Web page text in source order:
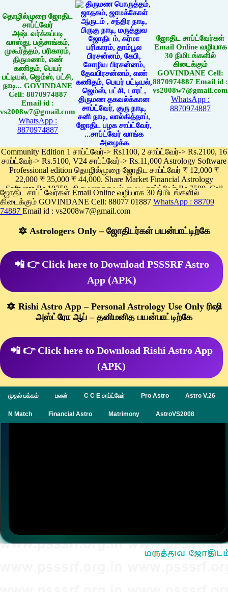
தொழில்முறை ஜோதிட
சாப்ட்வேர்
அஷ்டவர்க்கப்படி
வாஸ்து, பஞ்சாங்கம்,
முகூர்த்தம், பரிகாரம்,
திருமணம், எண்
கணிதம், பெயர்
பட்டியல், ஜெம்ஸ், பட்சி,
நாடி... GOVINDANE
Cell: 8870974887
Email id :
vs2008w7@gmail.com
WhatsApp :
8870974887
ஜோதிட சாப்ட்வேர்கள்
Email Online வழியாக
30 நிமிடங்களில்
கிடைக்கும்
GOVINDANE Cell:
8870974887 Email id :
vs2008w7@gmail.com
WhatsApp :
8870974887
Community Edition 1 சாப்ட்வேர்-> Rs1100, 2 சாப்ட்வேர்-> Rs.2100, 16
சாப்ட்வேர்-> Rs.5100, V24 சாப்ட்வேர்-> Rs.11,000 Astrology Software
Professional edition தொழில்முறை ஜோதிட சாப்ட்வேர் ₹ 12,000 ₹
22,000 ₹ 35,000 ₹ 44,000. Share Market Financial Astrology
Software Rs.19750, திருமணதகவல் மைய சாப்ட்வேர் Rs.7500, Cell
Phone App Rs. 1100
Pay online
ஜோதிட சாப்ட்வேர்கள் Email Online வழியாக 30 நிமிடங்களில்
கிடைக்கும் GOVINDANE Cell: 88077 01887 WhatsApp : 88709
74887 Email id : vs2008w7@gmail.com
🔯 Astrologers Only – ஜோதிடர்கள் பயன்பாட்டிற்கே
📲 👉 Click here to Download PSSSRF Astro
App (APK)
🔯 Rishi Astro App – Personal Astrology Use Only ரிஷி
அஸ்ட்ரோ ஆப் – தனிமனித பயன்பாட்டிற்கே
📲 👉 Click here to Download Rishi Astro App
(APK)
முதல் பக்கம் பலன் C C E சாப்ட்வேர் Pro Astro Astro V.26
N Match Financial Astro Matrimony AstroVS2008